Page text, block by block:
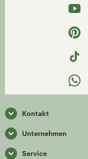
Kontakt
Unternehmen
Service